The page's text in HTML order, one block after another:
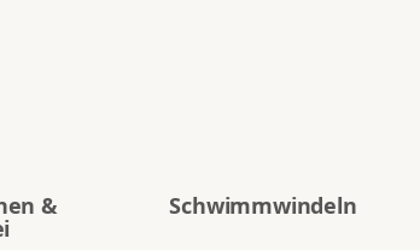
& Schwimmwindeln